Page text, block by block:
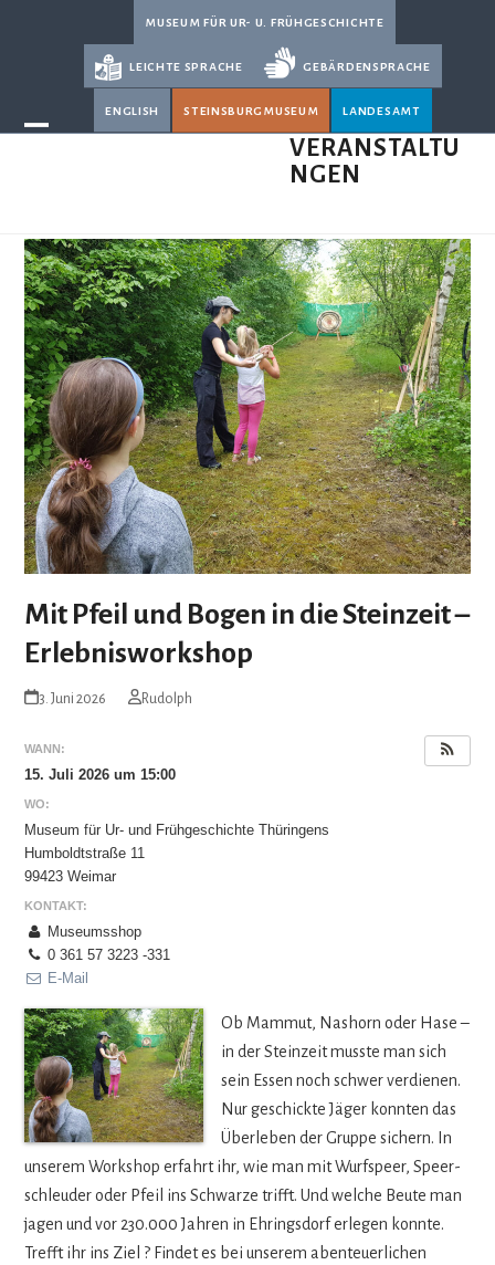
museum für ur- u. frühgeschichte
leichte sprache gebärdensprache
english steinsburgmuseum landesamt
VERANSTALTU
NGEN
Mit Pfeil und Bogen in die Steinzeit –
Erlebnisworkshop
3. Juni 2026 Rudolph
WANN:
15. Juli 2026 um 15:00
WO:
Museum für Ur- und Frühgeschichte Thüringens
Humboldtstraße 11
99423 Weimar
KONTAKT:
Museumsshop
0 361 57 3223 -331
E-Mail
Ob Mam­mut, Nas­horn oder Hase –
in der Stein­zeit musste man sich
sein Essen noch schwer ver­die­nen.
Nur geschickte Jäger konn­ten das
Über­le­ben der Gruppe sichern. In
unse­rem Work­shop erfahrt ihr, wie man mit Wurf­speer, Speer­
schleu­der oder Pfeil ins Schwarze trifft. Und wel­che Beute man
jagen und vor 230.000 Jah­ren in Ehrings­dorf erle­gen konnte.
Trefft ihr ins Ziel ? Fin­det es bei unse­rem aben­teu­er­li­chen